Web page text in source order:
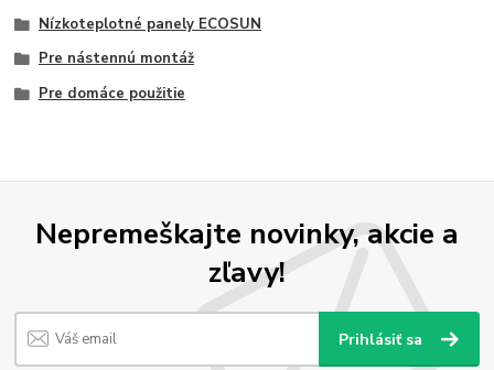
Nízkoteplotné panely ECOSUN
Pre nástennú montáž
Pre domáce použitie
Nepremeškajte novinky, akcie a
zľavy!
Prihlásiť sa